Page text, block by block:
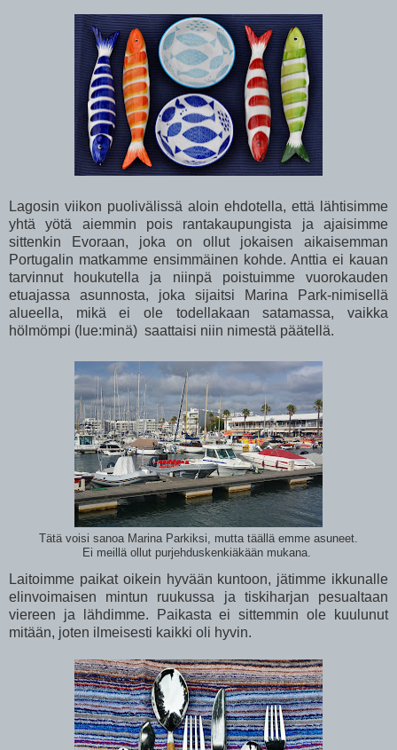
Lagosin viikon puolivälissä aloin ehdotella, että lähtisimme
yhtä yötä aiemmin pois rantakaupungista ja ajaisimme
sittenkin Evoraan, joka on ollut jokaisen aikaisemman
Portugalin matkamme ensimmäinen kohde. Anttia ei kauan
tarvinnut houkutella ja niinpä poistuimme vuorokauden
etuajassa asunnosta, joka sijaitsi Marina Park-nimisellä
alueella, mikä ei ole todellakaan satamassa, vaikka
hölmömpi (lue:minä) saattaisi niin nimestä päätellä.
Tätä voisi sanoa Marina Parkiksi, mutta täällä emme asuneet.
Ei meillä ollut purjehduskenkiäkään mukana.
Laitoimme paikat oikein hyvään kuntoon, jätimme ikkunalle
elinvoimaisen mintun ruukussa ja tiskiharjan pesualtaan
viereen ja lähdimme. Paikasta ei sittemmin ole kuulunut
mitään, joten ilmeisesti kaikki oli hyvin.